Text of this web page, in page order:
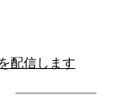
配信します